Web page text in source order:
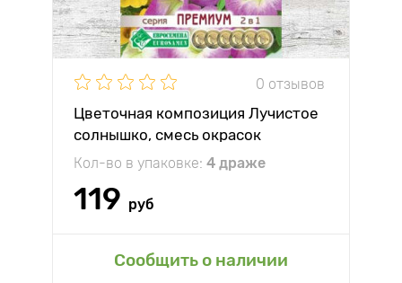
0 отзывов
Цветочная композиция Лучистое
солнышко, смесь окрасок
Кол-во в упаковке: 4 драже
119 руб
Сообщить о наличии